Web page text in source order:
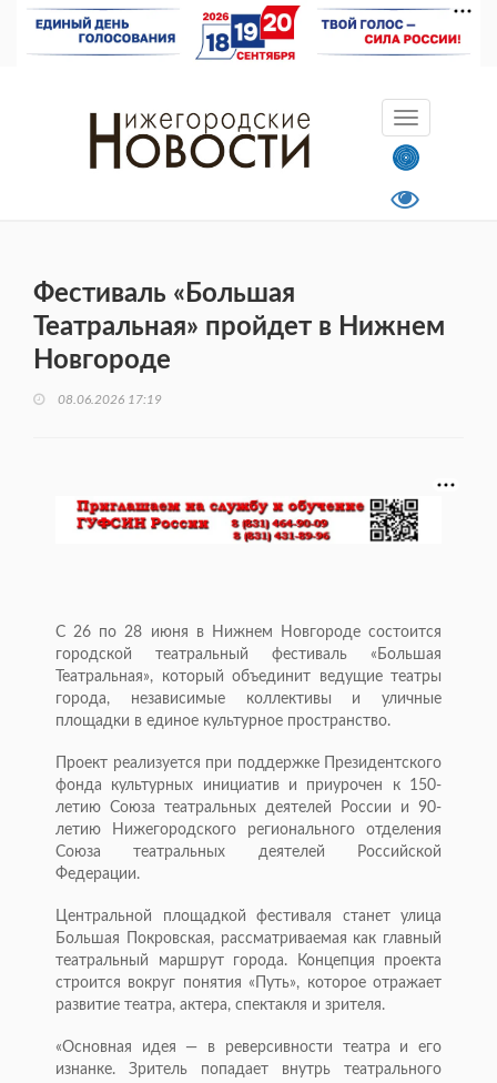
Фестиваль «Большая
Театральная» пройдет в Нижнем
Новгороде
08.06.2026 17:19
С 26 по 28 июня в Нижнем Новгороде состоится
городской театральный фестиваль «Большая
Театральная», который объединит ведущие театры
города, независимые коллективы и уличные
площадки в единое культурное пространство.
Проект реализуется при поддержке Президентского
фонда культурных инициатив и приурочен к 150-
летию Союза театральных деятелей России и 90-
летию Нижегородского регионального отделения
Союза театральных деятелей Российской
Федерации.
Центральной площадкой фестиваля станет улица
Большая Покровская, рассматриваемая как главный
театральный маршрут города. Концепция проекта
строится вокруг понятия «Путь», которое отражает
развитие театра, актера, спектакля и зрителя.
«Основная идея — в реверсивности театра и его
изнанке. Зритель попадает внутрь театрального